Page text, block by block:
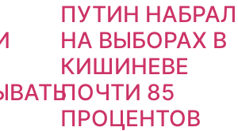
ПУТИН НАБРАЛ
НА ВЫБОРАХ В
КИШИНЕВЕ
ПОЧТИ 85
ПРОЦЕНТОВ